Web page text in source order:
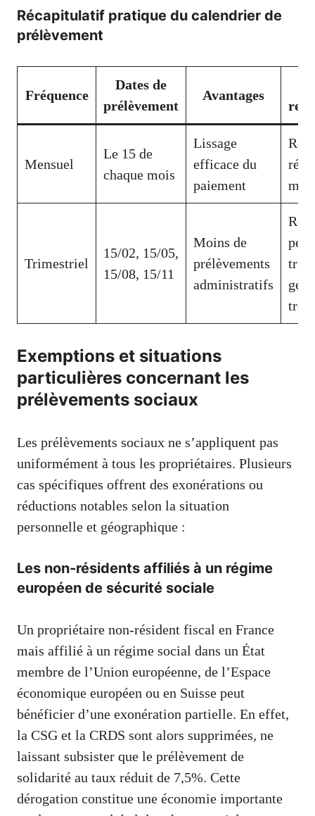
Récapitulatif pratique du calendrier de
prélèvement
Fréquence
Dates de
prélèvement
Avantages
Mensuel
Le 15 de
chaque mois
Lissage
efficace du
paiement
Trimestriel
15/02, 15/05,
15/08, 15/11
Moins de
prélèvements
administratifs
Exemptions et situations
particulières concernant les
prélèvements sociaux
Les prélèvements sociaux ne s’appliquent pas
uniformément à tous les propriétaires. Plusieurs
cas spécifiques offrent des exonérations ou
réductions notables selon la situation
personnelle et géographique :
Les non-résidents affiliés à un régime
européen de sécurité sociale
Un propriétaire non-résident fiscal en France
mais affilié à un régime social dans un État
membre de l’Union européenne, de l’Espace
économique européen ou en Suisse peut
bénéficier d’une exonération partielle. En effet,
la CSG et la CRDS sont alors supprimées, ne
laissant subsister que le prélèvement de
solidarité au taux réduit de 7,5%. Cette
dérogation constitue une économie importante